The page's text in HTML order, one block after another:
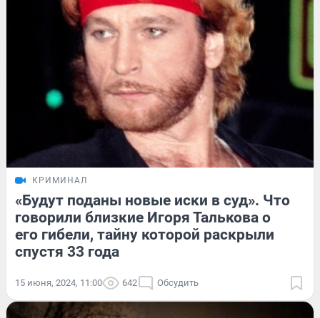
КРИМИНАЛ
«Будут поданы новые иски в суд». Что
говорили близкие Игоря Талькова о
его гибели, тайну которой раскрыли
спустя 33 года
15 июня, 2024, 11:00 642 Обсудить